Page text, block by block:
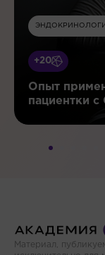
+20
Опыт
пациентки
Материал,